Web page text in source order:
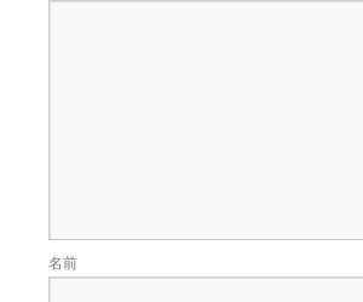
名前